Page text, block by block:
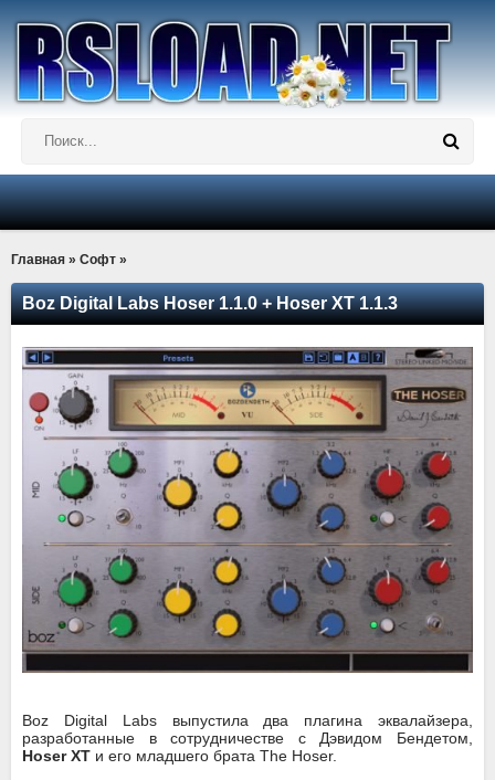
Главная » Софт »
Boz Digital Labs Hoser 1.1.0 + Hoser XT 1.1.3
Boz Digital Labs выпустила два плагина эквалайзера,
разработанные в сотрудничестве с Дэвидом Бендетом,
Hoser XT и его младшего брата The Hoser.